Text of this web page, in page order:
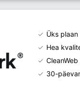
Üks
Hea
30-